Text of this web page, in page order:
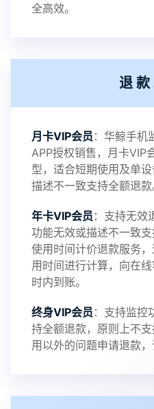
全高效。
退
月卡VIP会员 ：华鲸手机
APP授权销售，月卡VIP
型，适合短期使用及单
描述不一致支持全额退款
年卡VIP会员 ：支持无效
功能无效或描述不一致
使用时间计价退款服务
用时间进行计算，向在
时内到账。
终身VIP会员 ：支持监控
持全额退款，原则上不
用以外的问题申请退款，